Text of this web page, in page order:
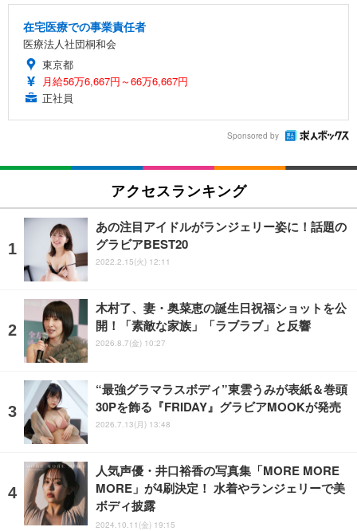
在宅医療での事業責任者
医療法人社団桐和会
東京都
月給56万6,667円～66万6,667円
正社員
Sponsored by
アクセスランキング
あの注目アイドルがランジェリー姿に！話題の
グラビアBEST20
2022.2.15(火) 12:11
木村了、妻・奥菜恵の誕生日祝福ショットを公
開！「素敵な家族」「ラブラブ」と反響
2026.8.7(金) 10:27
“最強グラマラスボディ”東雲うみが表紙＆巻頭
30Pを飾る『FRIDAY』グラビアMOOKが発売
2026.7.13(月) 13:48
人気声優・井口裕香の写真集「MORE MORE
MORE」が4刷決定！ 水着やランジェリーで美
ボディ披露
2024.10.11(金) 19:15